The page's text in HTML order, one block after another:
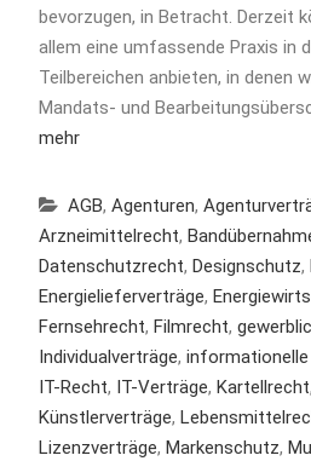
bevorzugen, in Betracht. Derzeit
allem eine umfassende Praxis in
Teilbereichen anbieten, in denen
Mandats- und
mehr
AGB, Agenturen,
Arzneimittelrecht,
Datenschutzrecht, Designschutz,
Energielieferverträge,
Fernsehrecht, Filmrecht,
Individualverträge,
IT-Recht, IT-Verträge, Kartellrecht,
Künstlerverträge,
Lizenzverträge, Markenschutz,